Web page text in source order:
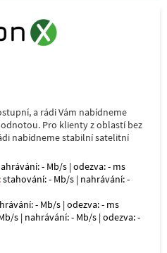
a rádi Vám nabídneme
Pro klienty z oblastí bez
nabídneme stabilní satelitní
- Mb/s | odezva: - ms
: stahování: - Mb/s | nahrávání: -
- Mb/s | odezva: - ms
s | nahrávání: - Mb/s | odezva: -